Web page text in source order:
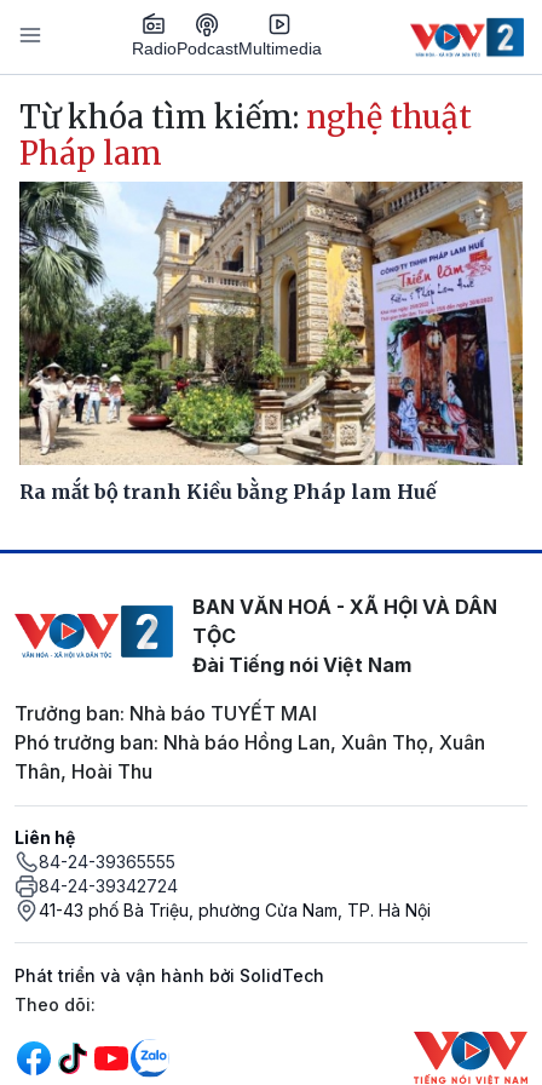
Nhảy đến nội dung
RadioPodcastMultimedia
Main navigation
Từ khóa tìm kiếm: nghệ thuật
Pháp lam
Ra mắt bộ tranh Kiều bằng Pháp lam Huế
BAN VĂN HOÁ - XÃ HỘI VÀ DÂN
TỘC
Đài Tiếng nói Việt Nam
Trưởng ban: Nhà báo TUYẾT MAI
Phó trưởng ban: Nhà báo Hồng Lan, Xuân Thọ, Xuân
Thân, Hoài Thu
Liên hệ
84-24-39365555
84-24-39342724
41-43 phố Bà Triệu, phường Cửa Nam, TP. Hà Nội
Phát triển và vận hành bởi SolidTech
Mạng xã hội
Theo dõi: